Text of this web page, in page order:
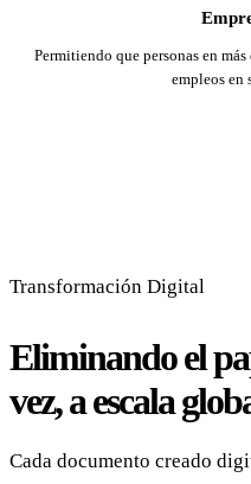
Permitiendo que personas en
empleos en
Transformación Digital
Eliminando el
vez, a escala
Cada documento creado